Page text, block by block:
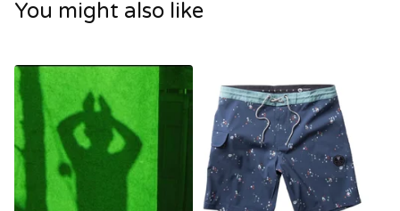
You might also like